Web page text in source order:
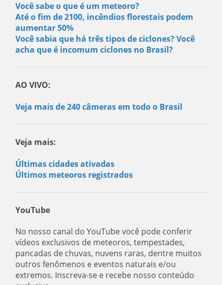
Você sabe o que é um meteoro?
Até o fim de 2100, incêndios florestais podem
aumentar 50%
Você sabia que há três tipos de ciclones? Você
acha que é incomum ciclones no Brasil?
AO VIVO:
Veja mais de 240 câmeras em todo o Brasil
Veja mais:
Últimas cidades ativadas
Últimos meteoros registrados
YouTube
No nosso canal do YouTube você pode conferir
vídeos exclusivos de meteoros, tempestades,
pancadas de chuvas, nuvens raras, dentre muitos
outros fenômenos e eventos naturais e/ou
extremos. Inscreva-se e recebe nosso conteúdo